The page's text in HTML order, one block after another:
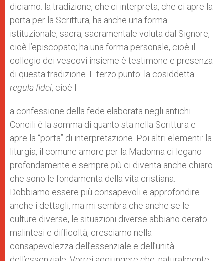
diciamo: la tradizione, che ci interpreta, che ci apre la
porta per la Scrittura, ha anche una forma
istituzionale, sacra, sacramentale voluta dal Signore,
cioè l’episcopato; ha una forma personale, cioè il
collegio dei vescovi insieme è testimone e presenza
di questa tradizione. E terzo punto: la cosiddetta
regula fidei, cioè l
a confessione della fede elaborata negli antichi
Concili è la somma di quanto sta nella Scrittura e
apre la “porta” di interpretazione. Poi altri elementi: la
liturgia, il comune amore per la Madonna ci legano
profondamente e sempre più ci diventa anche chiaro
che sono le fondamenta della vita cristiana.
Dobbiamo essere più consapevoli e approfondire
anche i dettagli, ma mi sembra che anche se le
culture diverse, le situazioni diverse abbiano cerato
malintesi e difficoltà, cresciamo nella
consapevolezza dell’essenziale e dell’unità